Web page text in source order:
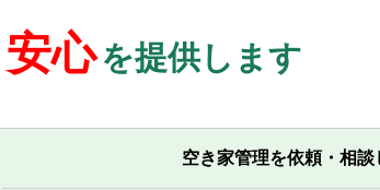
安心を提供します
空き家管理を依頼・相談